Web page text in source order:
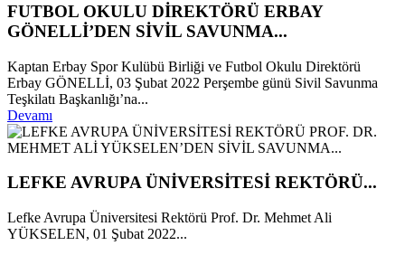
FUTBOL OKULU DİREKTÖRÜ ERBAY
GÖNELLİ’DEN SİVİL SAVUNMA...
Kaptan Erbay Spor Kulübü Birliği ve Futbol Okulu Direktörü
Erbay GÖNELLİ, 03 Şubat 2022 Perşembe günü Sivil Savunma
Teşkilatı Başkanlığı’na...
Devamı
LEFKE AVRUPA ÜNİVERSİTESİ REKTÖRÜ...
Lefke Avrupa Üniversitesi Rektörü Prof. Dr. Mehmet Ali
YÜKSELEN, 01 Şubat 2022...